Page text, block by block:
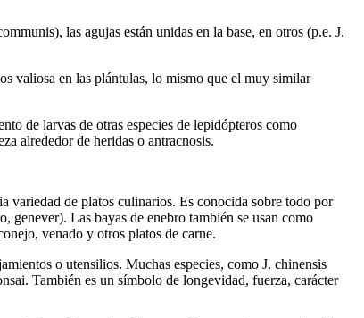
las agujas están unidas en la base, en otros (p.e. J.
valiosa en las plántulas, lo mismo que el muy similar
de larvas de otras especies de lepidópteros como
alrededor de heridas o antracnosis.
variedad de platos culinarios. Es conocida sobre todo por
genever). Las bayas de enebro también se usan como
venado y otros platos de carne.
o utensilios. Muchas especies, como J. chinensis
También es un símbolo de longevidad, fuerza, carácter